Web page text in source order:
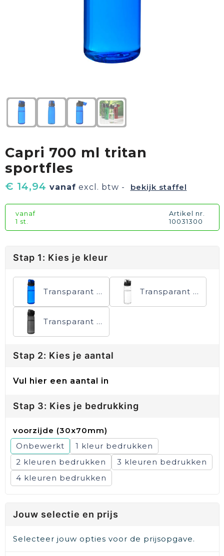
Geschenkverpakkingen
Kinderen, Peuters & Baby's
Vrije tijd en Strand
Capri 700 ml tritan
sportfles
€ 14,94 vanaf excl. btw - bekijk staffel
vanaf
1 st.
Artikel nr.
10031300
Stap 1: Kies je kleur
Transparant blauw Transparant helder
Transparant zwart
Stap 2: Kies je aantal
Vul hier een aantal in
Stap 3: Kies je bedrukking
voorzijde (30x70mm)
Onbewerkt
1
2
3
4
Jouw selectie en prijs
Selecteer jouw opties voor de prijsopgave.